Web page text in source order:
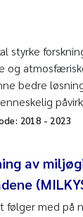
styrke
og
bedre
2018 - 2023
av
følger med på